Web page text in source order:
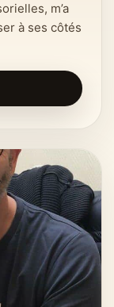
m’a
à ses côtés